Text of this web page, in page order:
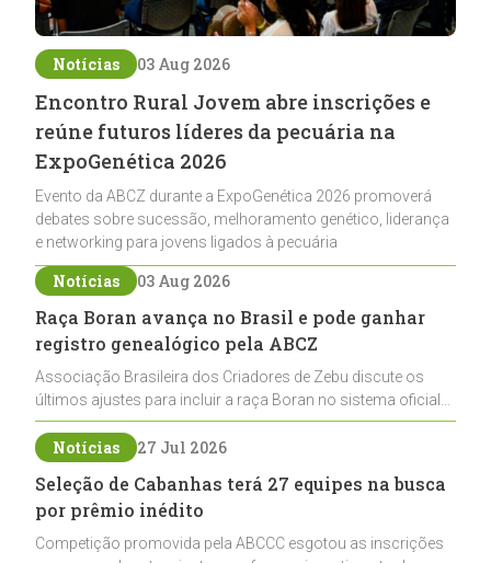
Notícias 03 Aug 2026
Encontro Rural Jovem abre inscrições e
reúne futuros líderes da pecuária na
ExpoGenética 2026
Evento da ABCZ durante a ExpoGenética 2026 promoverá
debates sobre sucessão, melhoramento genético, liderança
e networking para jovens ligados à pecuária
Notícias 03 Aug 2026
Raça Boran avança no Brasil e pode ganhar
registro genealógico pela ABCZ
Associação Brasileira dos Criadores de Zebu discute os
últimos ajustes para incluir a raça Boran no sistema oficial
de registros, abrindo caminho para sua expansão na
pecuária nacional
Notícias 27 Jul 2026
Seleção de Cabanhas terá 27 equipes na busca
por prêmio inédito
Competição promovida pela ABCCC esgotou as inscrições